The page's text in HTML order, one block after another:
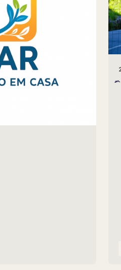
́ ̂